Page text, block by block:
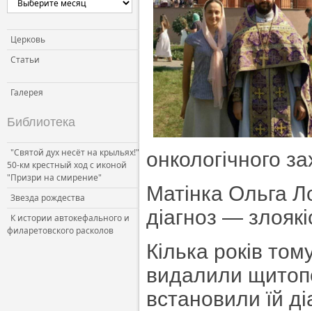
Церковь
Статьи
Галерея
Библиотека
"Святой дух несёт на крыльях!"
50-км крестный ход с иконой
"Призри на смирение"
Звезда рождества
К истории автокефального и
филаретовского расколов
онкологічного
Матінка Ольга
діагноз —
Кілька років
видалили
встановили їй